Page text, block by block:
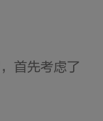
首先考虑了